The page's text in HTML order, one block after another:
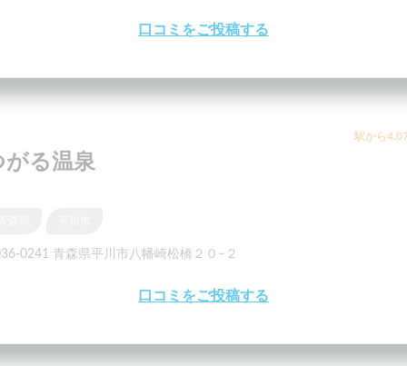
口コミをご投稿する
駅から
がる温泉
0241 青森県平川市八幡崎松橋２０−２
口コミをご投稿する